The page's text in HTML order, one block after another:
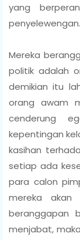
yang
penyelewengan.
Mereka
politik adalah
demikian itu
orang awam
cenderung
kepentingan
kasihan
setiap ada
para calon
mereka akan
beranggapan
menjabat,